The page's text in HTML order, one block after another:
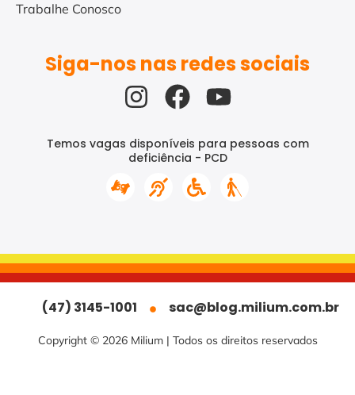
Trabalhe Conosco
Siga-nos nas redes sociais
Temos vagas disponíveis para pessoas com
deficiência - PCD
Copyright © 2026 Milium | Todos os direitos reservados
(47) 3145-1001 sac@blog.milium.com.br